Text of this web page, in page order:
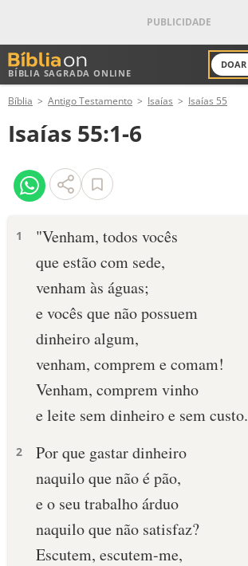
BÍBLIA SAGRADA ONLINE
DOAR
ANTIGO TESTAMENTO
NOVO TESTAMENTO
VERSÍCULOS
PALAVRA DO DIA
SALMO DO DIA
DEVOCIONAL DIÁRIO
10 MANDAMENTOS
TEMAS
PERGUNTE À BÍBLIA
Bíblia Antigo Testamento Isaías Isaías 55
Isaías 55:1-6
1
"Venham, todos vocês
que estão com sede,
venham às águas;
e vocês que não possuem
dinheiro algum,
venham, comprem e comam!
Venham, comprem vinho
e leite sem dinheiro e sem custo.
2
Por que gastar dinheiro
naquilo que não é pão,
e o seu trabalho árduo
naquilo que não satisfaz?
Escutem, escutem-me,